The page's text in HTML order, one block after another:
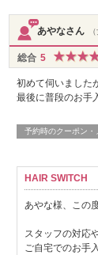
あやなさん
総合 5
初めて伺いました
最後に普段のお手
予約時のクーポン・
HAIR SWITCH
あやな様、この
スタッフの対応
ご自宅でのお手